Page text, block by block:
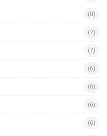
(8)
(7)
(7)
(6)
(6)
(6)
(6)